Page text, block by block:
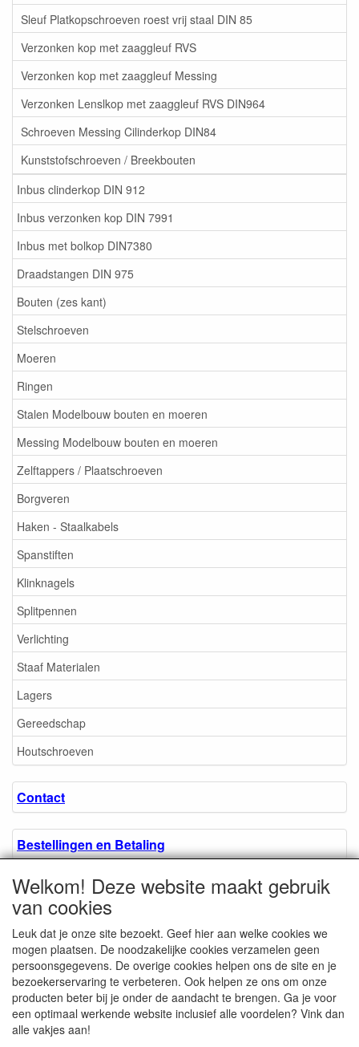
Sleuf Platkopschroeven roest vrij staal DIN 85
Verzonken kop met zaaggleuf RVS
Verzonken kop met zaaggleuf Messing
Verzonken Lenslkop met zaaggleuf RVS DIN964
Schroeven Messing Cilinderkop DIN84
Kunststofschroeven / Breekbouten
Inbus clinderkop DIN 912
Inbus verzonken kop DIN 7991
Inbus met bolkop DIN7380
Draadstangen DIN 975
Bouten (zes kant)
Stelschroeven
Moeren
Ringen
Stalen Modelbouw bouten en moeren
Messing Modelbouw bouten en moeren
Zelftappers / Plaatschroeven
Borgveren
Haken - Staalkabels
Spanstiften
Klinknagels
Splitpennen
Verlichting
Staaf Materialen
Lagers
Gereedschap
Houtschroeven
Contact
Bestellingen en Betaling
Algemene voorwaarden
Over ons.
Privacyverklaring
Welkom! Deze website maakt gebruik
van cookies
Leuk dat je onze site bezoekt. Geef hier aan welke cookies we
mogen plaatsen. De noodzakelijke cookies verzamelen geen
persoonsgegevens. De overige cookies helpen ons de site en je
bezoekerservaring te verbeteren. Ook helpen ze ons om onze
producten beter bij je onder de aandacht te brengen. Ga je voor
een optimaal werkende website inclusief alle voordelen? Vink dan
alle vakjes aan!